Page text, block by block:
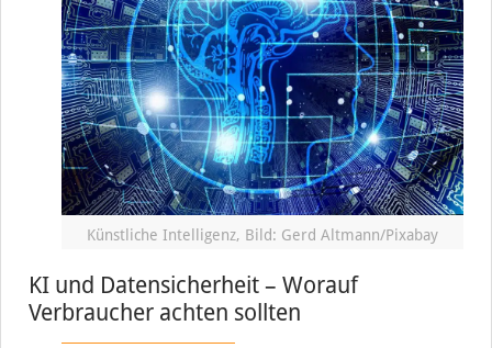
Künstliche Intelligenz, Bild: Gerd Altmann/Pixabay
KI und Datensicherheit – Worauf
Verbraucher achten sollten